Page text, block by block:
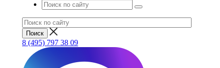
8 (495) 797 38 09